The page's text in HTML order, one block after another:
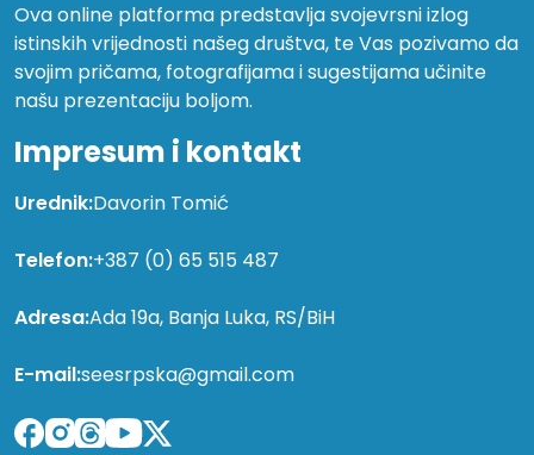
Ova online platforma predstavlja svojevrsni izlog
istinskih vrijednosti našeg društva, te Vas pozivamo da
svojim pričama, fotografijama i sugestijama učinite
našu prezentaciju boljom.
Impresum i kontakt
Urednik:Davorin Tomić
Telefon:+387 (0) 65 515 487
Adresa:Ada 19a, Banja Luka, RS/BiH
E-mail:seesrpska@gmail.com